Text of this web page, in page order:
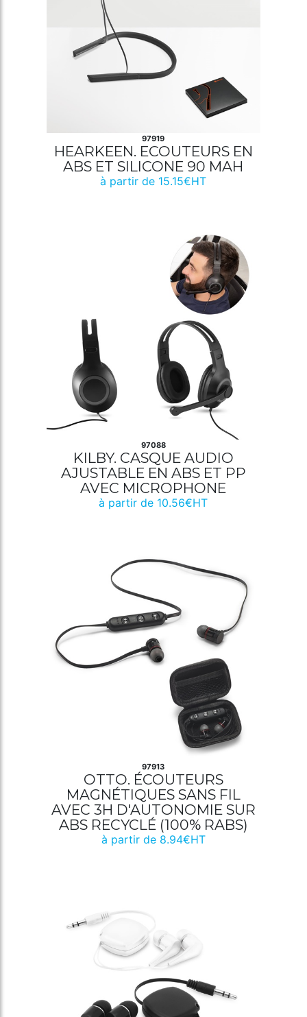
97919
HEARKEEN. ECOUTEURS EN
ABS ET SILICONE 90 MAH
à partir de 15.15€HT
97088
KILBY. CASQUE AUDIO
AJUSTABLE EN ABS ET PP
AVEC MICROPHONE
à partir de 10.56€HT
97913
OTTO. ÉCOUTEURS
MAGNÉTIQUES SANS FIL
AVEC 3H D'AUTONOMIE SUR
ABS RECYCLÉ (100% RABS)
à partir de 8.94€HT